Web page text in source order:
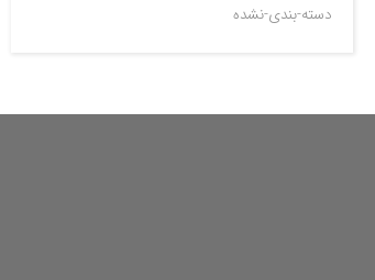
دسته-بندی-نشده